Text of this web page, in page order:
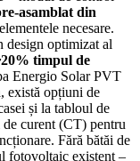
asamblat din
necesare.
design optimizat al
timpul de
Energio Solar PVT
există opțiuni de
și la tabloul de
curent (CT) pentru
Fără bătăi de
fotovoltaic existent –